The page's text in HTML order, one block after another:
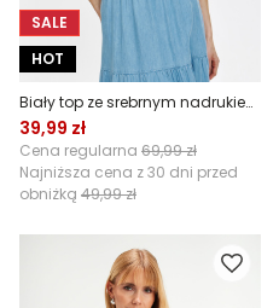
SALE
HOT
Biały top ze srebrnym nadrukiem na środku
39,99 zł
Cena regularna 69,99 zł
Najniższa cena z 30 dni przed
obniżką 49,99 zł